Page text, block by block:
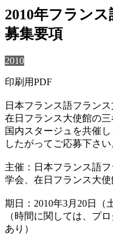
2010年フラン
募集要項
2010
印刷用PDF
日本フランス語フラン
在日フランス大使館の
国内スタージュを共催
したがってご応募下さい
主催：日本フランス語
学会、在日フランス大使
期日：2010年3月20日（
（時間に関しては、プ
あり）